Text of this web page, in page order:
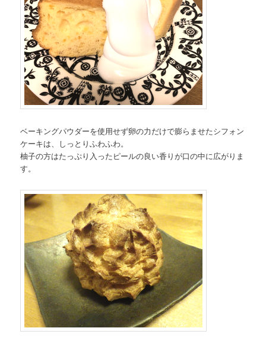
ベーキングパウダーを使用せず卵の力だけで膨らませたシフォン
ケーキは、しっとりふわふわ。
柚子の方はたっぷり入ったピールの良い香りが口の中に広がりま
す。